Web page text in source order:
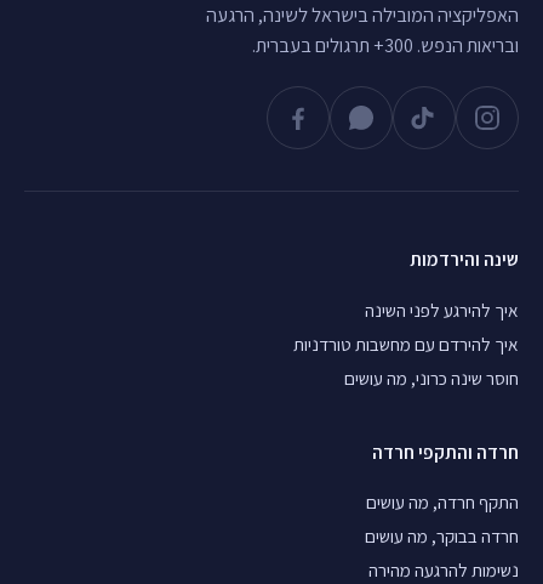
האפליקציה המובילה בישראל לשינה, הרגעה
ובריאות הנפש. 300+ תרגולים בעברית.
שינה והירדמות
איך להירגע לפני השינה
איך להירדם עם מחשבות טורדניות
חוסר שינה כרוני, מה עושים
חרדה והתקפי חרדה
התקף חרדה, מה עושים
חרדה בבוקר, מה עושים
נשימות להרגעה מהירה